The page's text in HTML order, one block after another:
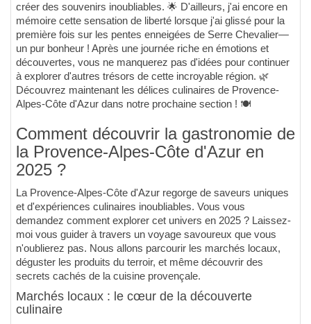
créer des souvenirs inoubliables. 🌟 D'ailleurs, j'ai encore en
mémoire cette sensation de liberté lorsque j'ai glissé pour la
première fois sur les pentes enneigées de Serre Chevalier—
un pur bonheur ! Après une journée riche en émotions et
découvertes, vous ne manquerez pas d'idées pour continuer
à explorer d'autres trésors de cette incroyable région. 🌿
Découvrez maintenant les délices culinaires de Provence-
Alpes-Côte d'Azur dans notre prochaine section ! 🍽️
Comment découvrir la gastronomie de
la Provence-Alpes-Côte d'Azur en
2025 ?
La Provence-Alpes-Côte d'Azur regorge de saveurs uniques
et d'expériences culinaires inoubliables. Vous vous
demandez comment explorer cet univers en 2025 ? Laissez-
moi vous guider à travers un voyage savoureux que vous
n'oublierez pas. Nous allons parcourir les marchés locaux,
déguster les produits du terroir, et même découvrir des
secrets cachés de la cuisine provençale.
Marchés locaux : le cœur de la découverte
culinaire